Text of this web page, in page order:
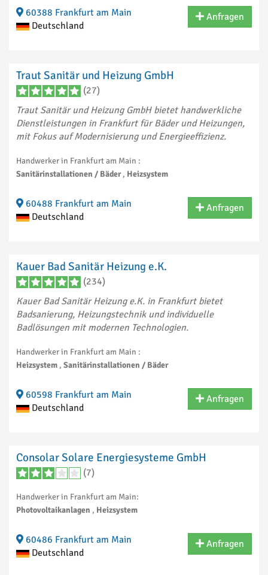
60388 Frankfurt am Main
Deutschland
Anfragen
Traut Sanitär und Heizung GmbH
(27)
Traut Sanitär und Heizung GmbH bietet handwerkliche
Dienstleistungen in Frankfurt für Bäder und Heizungen,
mit Fokus auf Modernisierung und Energieeffizienz.
Handwerker in Frankfurt am Main :
Sanitärinstallationen / Bäder , Heizsystem
60488 Frankfurt am Main
Deutschland
Anfragen
Kauer Bad Sanitär Heizung e.K.
(234)
Kauer Bad Sanitär Heizung e.K. in Frankfurt bietet
Badsanierung, Heizungstechnik und individuelle
Badlösungen mit modernen Technologien.
Handwerker in Frankfurt am Main :
Heizsystem , Sanitärinstallationen / Bäder
60598 Frankfurt am Main
Deutschland
Anfragen
Consolar Solare Energiesysteme GmbH
(7)
Handwerker in Frankfurt am Main:
Photovoltaikanlagen , Heizsystem
60486 Frankfurt am Main
Deutschland
Anfragen